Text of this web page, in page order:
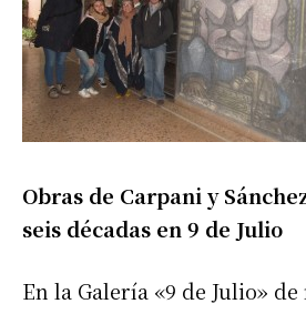
Obras de Carpani y
seis décadas en 9 de Julio
En la Galería «9 de Julio»